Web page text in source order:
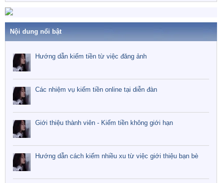
Nội dung nổi bật
Hướng dẫn kiếm tiền từ việc đăng ảnh
Các nhiệm vụ kiếm tiền online tại diễn đàn
Giới thiệu thành viên - Kiếm tiền không giới hạn
Hướng dẫn cách kiếm nhiều xu từ việc giới thiệu bạn bè